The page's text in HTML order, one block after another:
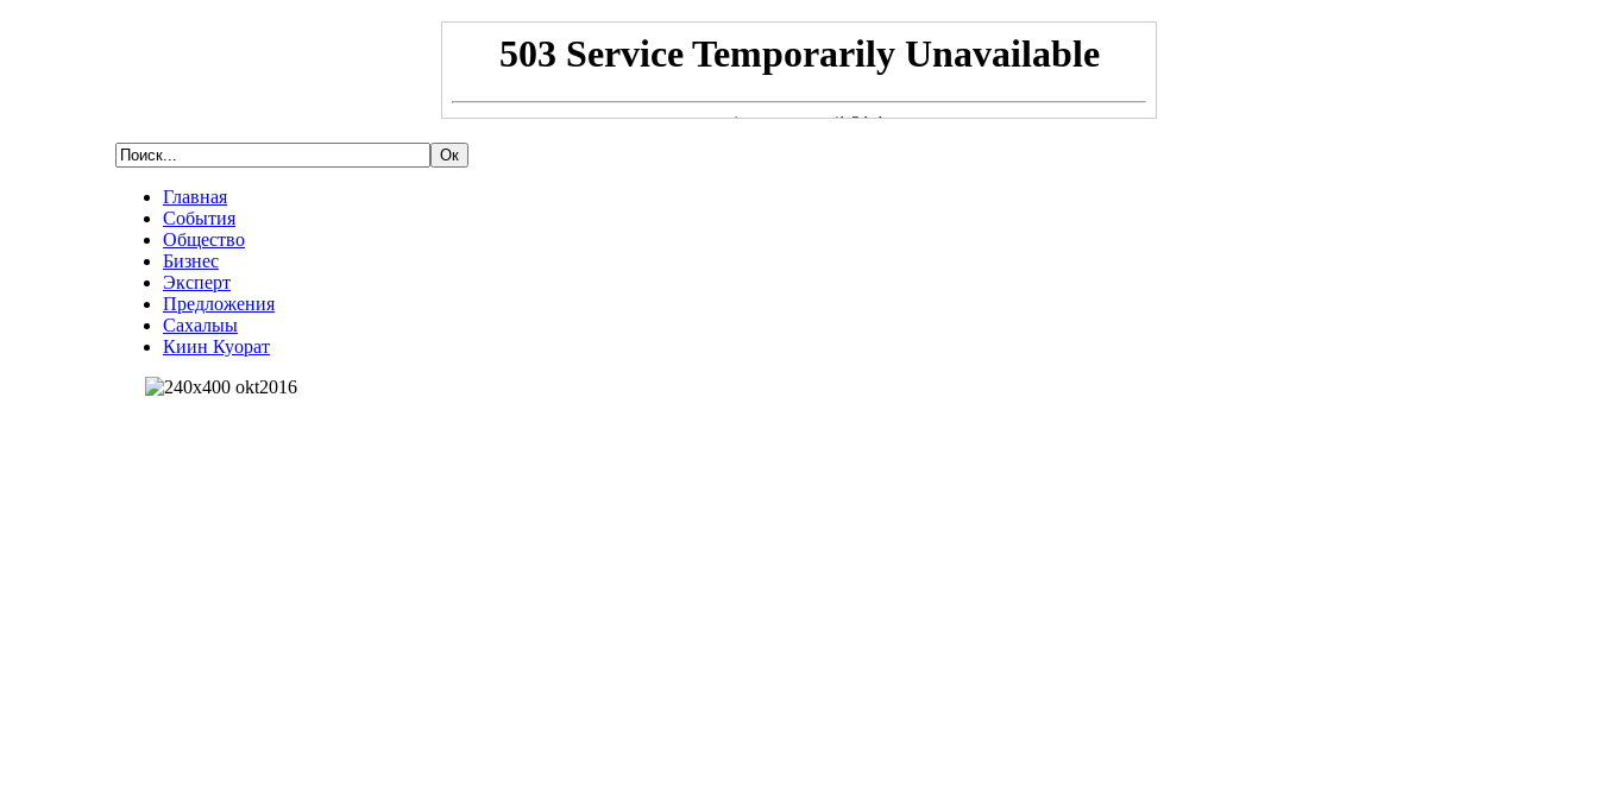
Главная
События
Общество
Бизнес
Эксперт
Предложения
Сахалыы
Киин Куорат